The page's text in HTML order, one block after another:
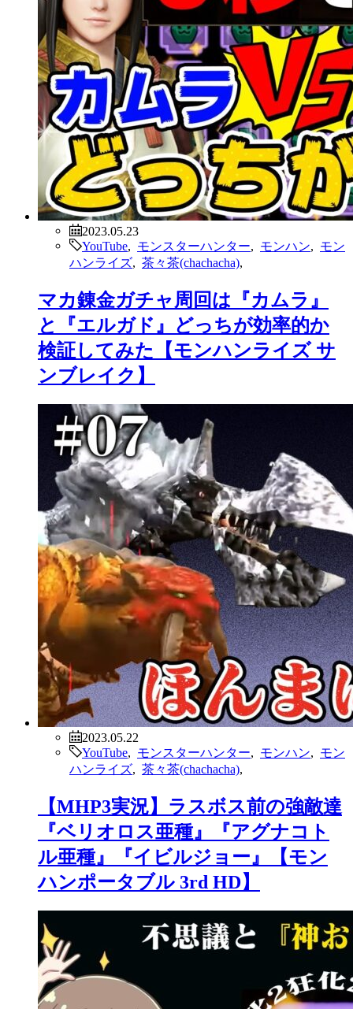
2023.05.23
YouTube
モンスターハンター モンハン
モン
ハンライズ
茶々茶(chachacha)
マカ錬金ガチャ周回は『カムラ』
と『エルガド』どっちが効率的か
検証してみた【モンハンライズ サ
ンブレイク】
2023.05.22
YouTube
モンスターハンター モンハン
モン
ハンライズ
茶々茶(chachacha)
【MHP3実況】ラスボス前の強敵達
『ベリオロス亜種』『アグナコト
ル亜種』『イビルジョー』【モン
ハンポータブル 3rd HD】